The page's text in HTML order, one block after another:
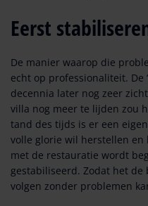
Eerst
De manier waarop die
echt op professionaliteit. De
decennia later nog zeer
villa nog meer te lijden zou
tand des tijds is er een
volle glorie wil herstellen
met de restauratie wordt
gestabiliseerd. Zodat het
volgen zonder problemen